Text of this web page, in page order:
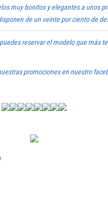
muy bonitos y elegantes a unos
de un veinte por ciento de
reservar el modelo que más
promociones en nuestro